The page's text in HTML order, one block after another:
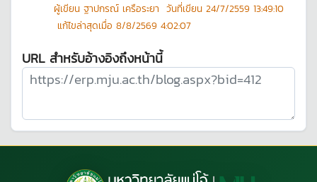
ผู้เขียน ฐาปกรณ์ เครือระยา วันที่เขียน 24/7/2559 13:49:10
แก้ไขล่าสุดเมื่อ 8/8/2569 4:02:07
URL สำหรับอ้างอิงถึงหน้านี้